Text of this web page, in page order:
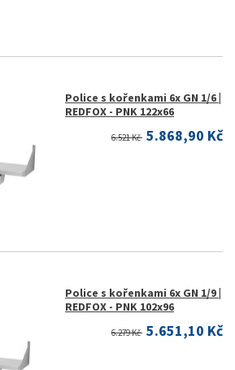
Police s kořenkami 6x GN 1/6 |
REDFOX - PNK 122x66
6.521 Kč 5.868,90 Kč
Police s kořenkami 6x GN 1/9 |
REDFOX - PNK 102x96
6.279 Kč 5.651,10 Kč